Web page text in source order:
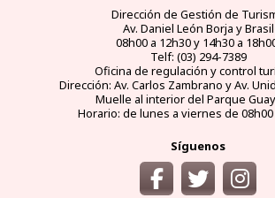
Dirección de Gestión de
Av. Daniel León Borja y Brasil
08h00 a 12h30 y 14h30 a
Telf: (03) 294-7389
Oficina de regulación y control
Dirección: Av. Carlos Zambrano y Av.
Muelle al interior del Parque
Horario: de lunes a viernes de 08h00
Síguenos